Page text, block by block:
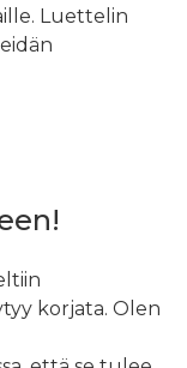
Luettelin
korjata. Olen